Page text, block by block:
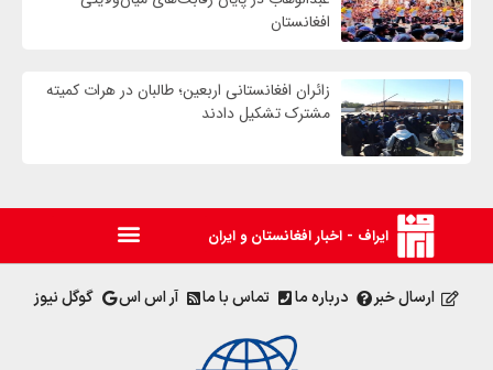
افغانستان
زائران افغانستانی اربعین؛ طالبان در هرات کمیته
مشترک تشکیل دادند
ایراف - اخبار افغانستان و ایران
ارسال خبر درباره ما تماس با ما آر اس اس گوگل نیوز